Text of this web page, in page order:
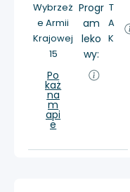
Wybrzeż
e Armii
Krajowej
15
Po
każ
na
m
api
e
Progr
am
leko
wy:
T
A
K